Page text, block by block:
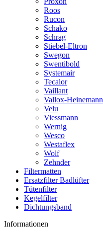
Roos
Rucon
Schako
Schrag
Stiebel-Eltron
Swegon
Swentibold
Systemair
Tecalor
Vaillant
Vallox-Heinemann
Velu
Viessmann
Wernig
Wesco
Westaflex
Wolf
Zehnder
Filtermatten
Ersatzfilter Badlüfter
Tütenfilter
Kegelfilter
Dichtungsband
Informationen